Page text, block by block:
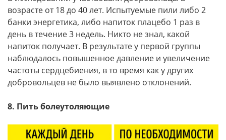
возрасте от 18 до 40 лет. Испытуемые пили либо 2
банки энергетика, либо напиток плацебо 1 раз в
день в течение 3 недель. Никто не знал, какой
напиток получает. В результате у первой группы
наблюдалось повышенное давление и увеличение
частоты сердцебиения, в то время как у других
добровольцев не было выявлено отклонений.
8. Пить болеутоляющие